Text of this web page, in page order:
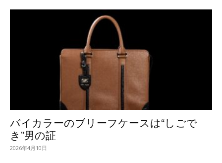
バイカラーのブリーフケースは“しごで
き”男の証
2026年4月10日